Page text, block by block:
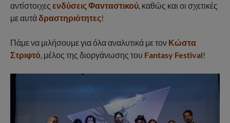
αντίστοιχες ενδύσεις Φανταστικού, καθώς και οι σχετικές
με αυτάδραστηριότητες!
Πάμε να μιλήσουμε για όλα αναλυτικά με τον Κώστα
Στριφτό, μέλος της διοργάνωσης του Fantasy Festival!